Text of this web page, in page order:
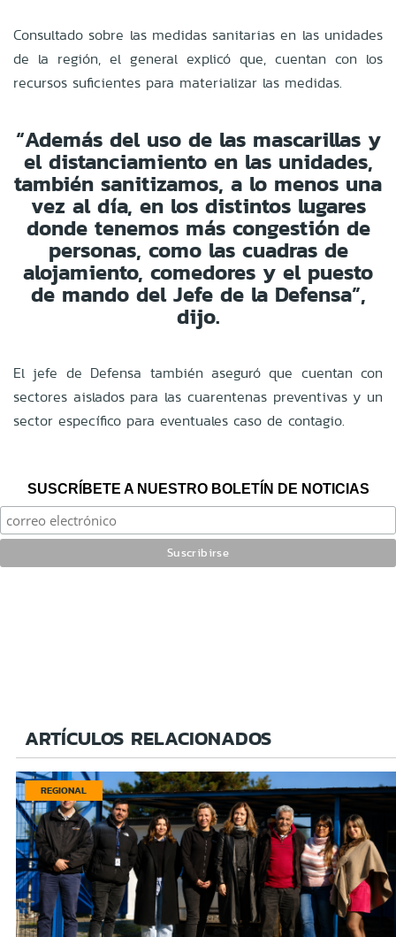
Consultado sobre las medidas sanitarias en las unidades
de la región, el general explicó que, cuentan con los
recursos suficientes para materializar las medidas.
“Además del uso de las mascarillas y
el distanciamiento en las unidades,
también sanitizamos, a lo menos una
vez al día, en los distintos lugares
donde tenemos más congestión de
personas, como las cuadras de
alojamiento, comedores y el puesto
de mando del Jefe de la Defensa”,
dijo.
El jefe de Defensa también aseguró que cuentan con
sectores aislados para las cuarentenas preventivas y un
sector específico para eventuales caso de contagio.
SUSCRÍBETE A NUESTRO BOLETÍN DE NOTICIAS
ARTÍCULOS RELACIONADOS
REGIONAL